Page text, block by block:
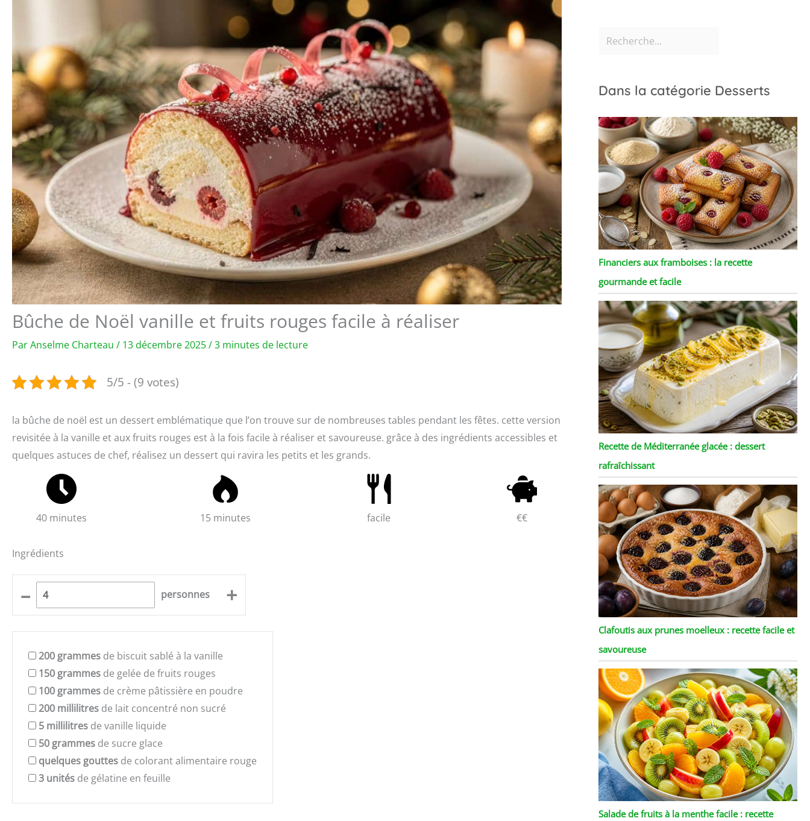
Bûche de Noël vanille et fruits rouges facile à réaliser
ParAnselme Charteau / 13 décembre 2025/3 minutes de lecture
5/5 - (9 votes)
la bûche de noël est un dessert emblématique que l’on trouve sur de nombreuses tables pendant les fêtes. cette version
revisitée à la vanille et aux fruits rouges est à la fois facile à réaliser et savoureuse. grâce à des ingrédients accessibles et
quelques astuces de chef, réalisez un dessert qui ravira les petits et les grands.
40 minutes 15 minutes facile €€
Ingrédients
– personnes +
200 grammes de biscuit sablé à la vanille
150 grammes de gelée de fruits rouges
100 grammes de crème pâtissière en poudre
200 millilitres de lait concentré non sucré
5 millilitres de vanille liquide
50 grammes de sucre glace
quelques gouttes de colorant alimentaire rouge
3 unités de gélatine en feuille
Dans la catégorie Desserts
Financiers aux framboises : la recette
gourmande et facile
Recette de Méditerranée glacée : dessert
rafraîchissant
Clafoutis aux prunes moelleux : recette facile et
savoureuse
Salade de fruits à la menthe facile : recette